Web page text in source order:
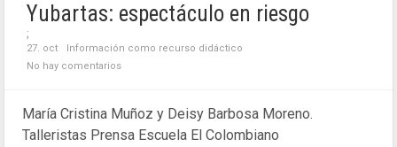
Yubartas: espectáculo en riesgo
;
27. oct
Información como recurso didáctico
No hay comentarios
María Cristina Muñoz y Deisy Barbosa Moreno.
Talleristas Prensa Escuela El Colombiano